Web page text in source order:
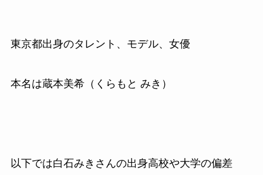
東京都出身のタレント、モデル、女優
本名は蔵本美希（くらもと みき）
以下では白石みきさんの出身高校や大学の偏差